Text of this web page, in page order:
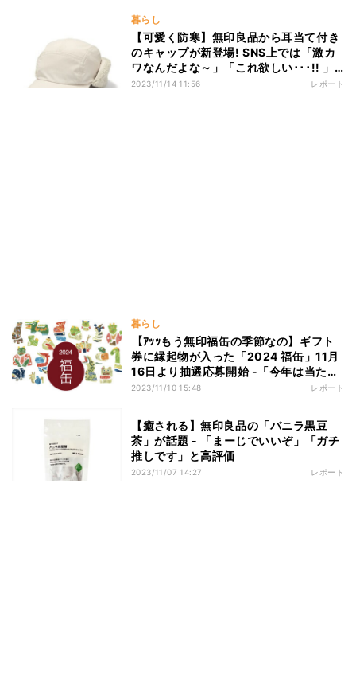
暮らし
【可愛く防寒】無印良品から耳当て付き
のキャップが新登場! SNS上では「激カ
ワなんだよな～」「これ欲しい･･･!! 」
など多くの声集まる
2023/11/14 11:56 レポート
暮らし
【ｱｯｯもう無印福缶の季節なの】ギフト
券に縁起物が入った「2024 福缶」11月
16日より抽選応募開始 -「今年は当たっ
て!」「辰年かっこいい」「また申し込む
2023/11/10 15:48 レポート
【癒される】無印良品の「バニラ黒豆
茶」が話題 - 「まーじでいいぞ」「ガチ
推しです」と高評価
2023/11/07 14:27 レポート